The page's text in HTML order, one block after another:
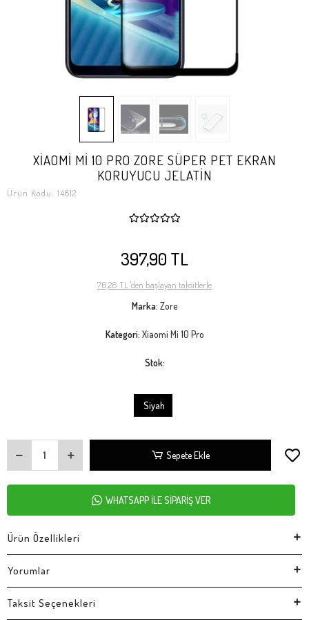
XİAOMİ Mİ 10 PRO ZORE SÜPER PET EKRAN
KORUYUCU JELATİN
Ürün Kodu: 14812
397,90 TL
76,26 TL 'den başlayan taksitlerle
Marka: Zore
Kategori: Xiaomi Mi 10 Pro
Stok:
Siyah
Sepete Ekle
WHATSAPP İLE SİPARİŞ VER
Ürün Özellikleri
Yorumlar
Taksit Seçenekleri